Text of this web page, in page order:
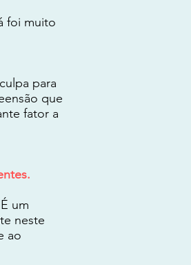
foi muito
para
que
fator a
um
neste
ao